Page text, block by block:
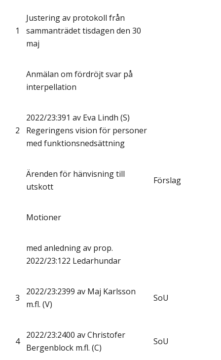
1
Justering av protokoll från
sammanträdet tisdagen den 30
maj
Anmälan om fördröjt svar på
interpellation
2
2022/23:391 av Eva Lindh (S)
Regeringens vision för personer
med funktionsnedsättning
Ärenden för hänvisning till
utskott
Förslag
Motioner
med anledning av prop.
2022/23:122 Ledarhundar
3
2022/23:2399 av Maj Karlsson
m.fl. (V)
SoU
4
2022/23:2400 av Christofer
Bergenblock m.fl. (C)
SoU